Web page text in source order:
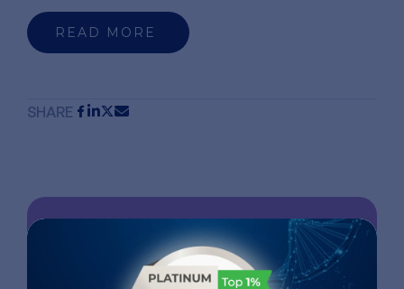
READ MORE
SHARE
如需了解我们的最新